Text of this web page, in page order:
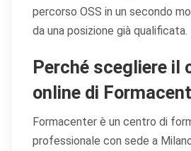
percorso OSS in un secondo
da una posizione già qualificata.
Perché scegliere il
online di
Formacenter è un centro di
professionale con sede a